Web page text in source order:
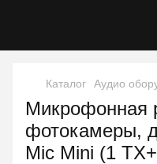
Каталог Аудио
Микрофонная
фотокамеры,
Mic Mini (1